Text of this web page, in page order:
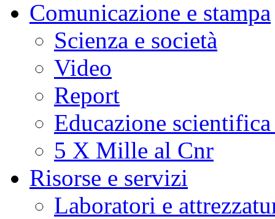
Comunicazione e stampa
Scienza e società
Video
Report
Educazione
5 X Mille al Cnr
Risorse e servizi
Laboratori e